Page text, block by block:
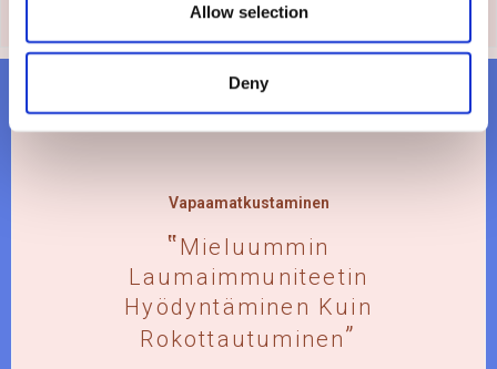
Allow selection
Deny
Vapaamatkustaminen
Mieluummin
Laumaimmuniteetin
Hyödyntäminen Kuin
Rokottautuminen